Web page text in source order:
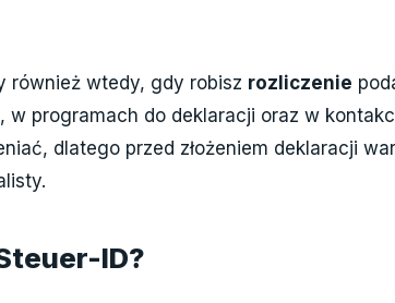
również wtedy, gdy robisz rozliczenie
w programach do deklaracji oraz w
dlatego przed złożeniem deklaracji
ID?